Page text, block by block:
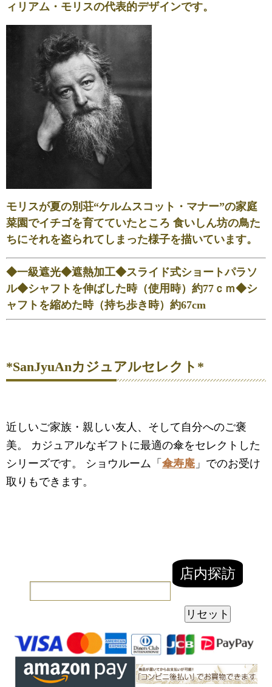
ィリアム・モリスの代表的デザインです。
モリスが夏の別荘“ケルムスコット・マナー”の家庭
菜園でイチゴを育てていたところ 食いしん坊の鳥た
ちにそれを盗られてしまった様子を描いています。
◆一級遮光◆遮熱加工◆スライド式ショートパラソ
ル◆シャフトを伸ばした時（使用時）約77ｃｍ◆シ
ャフトを縮めた時（持ち歩き時）約67cm
*SanJyuAnカジュアルセレクト*
近しいご家族・親しい友人、そして自分へのご褒
美。 カジュアルなギフトに最適の傘をセレクトした
シリーズです。 ショウルーム「 傘寿庵 」でのお受け
取りもできます。